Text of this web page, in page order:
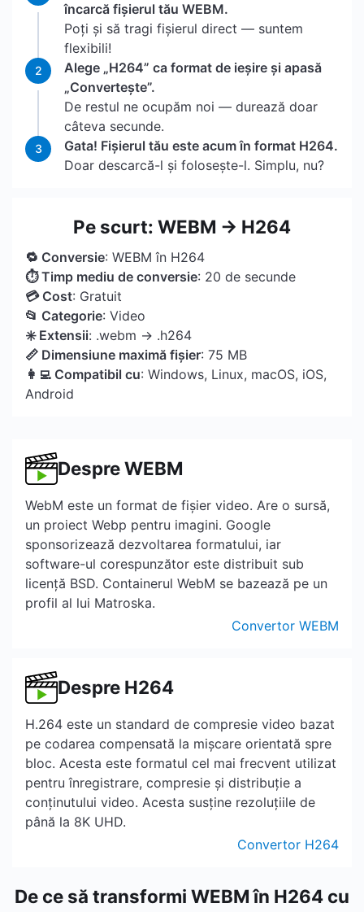
încarcă fișierul tău WEBM.
Poți și să tragi fișierul direct — suntem
flexibili!
2
Alege „H264” ca format de ieșire și apasă
„Convertește”.
De restul ne ocupăm noi — durează doar
câteva secunde.
3
Gata! Fișierul tău este acum în format H264.
Doar descarcă-l și folosește-l. Simplu, nu?
Pe scurt: WEBM → H264
🔁 Conversie: WEBM în H264
⏱ Timp mediu de conversie: 20 de secunde
💳 Cost: Gratuit
📂 Categorie: Video
✳️ Extensii: .webm → .h264
📏 Dimensiune maximă fișier: 75 MB
👩‍💻 Compatibil cu: Windows, Linux, macOS, iOS,
Android
Despre WEBM
WebM este un format de fișier video. Are o sursă,
un proiect Webp pentru imagini. Google
sponsorizează dezvoltarea formatului, iar
software-ul corespunzător este distribuit sub
licență BSD. Containerul WebM se bazează pe un
profil al lui Matroska.
Convertor WEBM
Despre H264
H.264 este un standard de compresie video bazat
pe codarea compensată la mișcare orientată spre
bloc. Acesta este formatul cel mai frecvent utilizat
pentru înregistrare, compresie și distribuție a
conținutului video. Acesta susține rezoluțiile de
până la 8K UHD.
Convertor H264
De ce să transformi WEBM în H264 cu